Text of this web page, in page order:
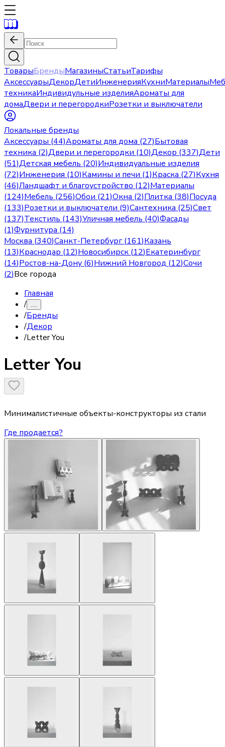
ТоварыБрендыМагазиныСтатьиТарифы
АксессуарыДекорДетиИнженерияКухниМатериалы
техникаИндивидульные изделияАроматы для
домаДвери и перегородкиРозетки и выключатели
Локальные бренды
Аксессуары (44)Ароматы для дома (27)Бытовая
техника (2)Двери и перегородки (10)Декор (337)Дети
(51)Детская мебель (20)Индивидуальные изделия
(72)Инженерия (10)Камины и печи (1)Краска (27)Кухня
(46)Ландшафт и благоустройство (12)Материалы
(124)Мебель (256)Обои (21)Окна (2)Плитка (38)Посуда
(133)Розетки и выключатели (9)Сантехника (25)Свет
(137)Текстиль (143)Уличная мебель (40)Фасады
(1)Фурнитура (14)
Москва (340)Санкт-Петербург(161)Казань
(13)Краснодар (12)Новосибирск (12)Екатеринбург
(14)Ростов-на-Дону (6)Нижний Новгород (12)Сочи
(2)Все города
Главная
/ …
/Бренды
/Декор
/Letter You
Letter You
Минималистичные объекты-конструкторы из стали
Где продается?